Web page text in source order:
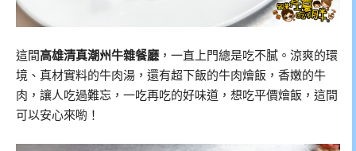
這間高雄清真潮州牛雜餐廳 ，一直上門總是吃不膩。涼爽的環
境、真材實料的牛肉湯，還有超下飯的牛肉燴飯，香嫩的牛
肉，讓人吃過難忘，一吃再吃的好味道，想吃平價燴飯，這間
可以安心來喲！